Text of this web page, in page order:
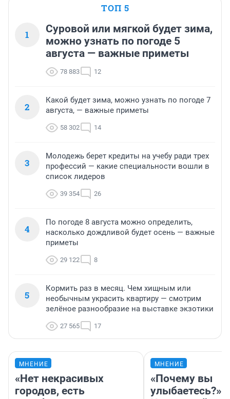
ТОП 5
1
Суровой или мягкой будет зима,
можно узнать по погоде 5
августа — важные приметы
78 883 12
2
Какой будет зима, можно узнать по погоде 7
августа, — важные приметы
58 302 14
3
Молодежь берет кредиты на учебу ради трех
профессий — какие специальности вошли в
список лидеров
39 354 26
4
По погоде 8 августа можно определить,
насколько дождливой будет осень — важные
приметы
29 122 8
5
Кормить раз в месяц. Чем хищным или
необычным украсить квартиру — смотрим
зелёное разнообразие на выставке экзотики
27 565 17
МНЕНИЕ
«Нет некрасивых
городов, есть
МНЕНИЕ
«Почему вы
улыбаетесь?»